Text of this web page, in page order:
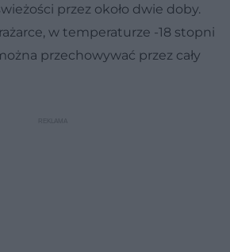
przez około dwie doby.
w temperaturze -18 stopni
przechowywać przez cały